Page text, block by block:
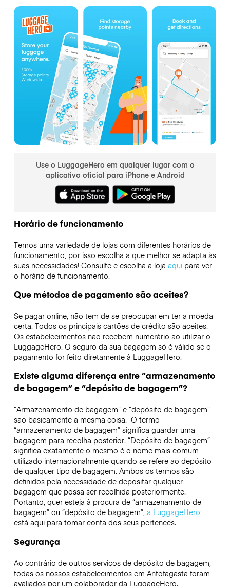
Use o LuggageHero em qualquer lugar com o
aplicativo oficial para iPhone e Android
Horário de funcionamento
Temos uma variedade de lojas com diferentes horários de
funcionamento, por isso escolha a que melhor se adapta às
suas necessidades! Consulte e escolha a loja aquipara ver
o horário de funcionamento.
Que métodos de pagamento são aceites?
Se pagar online, não tem de se preocupar em ter a moeda
certa. Todos os principais cartões de crédito são aceites.
Os estabelecimentos não recebem numerário ao utilizar o
LuggageHero. O seguro da sua bagagem só é válido se o
pagamento for feito diretamente à LuggageHero.
Existe alguma diferença entre “armazenamento
de bagagem” e “depósito de bagagem”?
“Armazenamento de bagagem” e “depósito de bagagem”
são basicamente a mesma coisa. O termo
“armazenamento de bagagem” significa guardar uma
bagagem para recolha posterior. “Depósito de bagagem”
significa exatamente o mesmo é o nome mais comum
utilizado internacionalmente quando se refere ao depósito
de qualquer tipo de bagagem. Ambos os termos são
definidos pela necessidade de depositar qualquer
bagagem que possa ser recolhida posteriormente.
Portanto, quer esteja à procura de “armazenamento de
bagagem” ou “depósito de bagagem”,a LuggageHero
está aqui para tomar conta dos seus pertences.
Segurança
Ao contrário de outros serviços de depósito de bagagem,
todas os nossos estabelecimentos em Antofagasta foram
avaliados por um colaborador da LuggageHero.